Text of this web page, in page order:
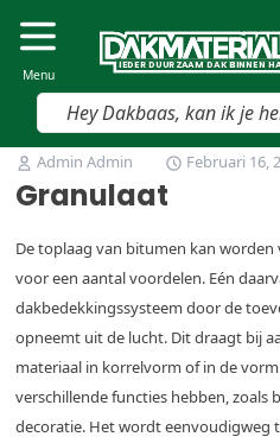
IEDERDUURZ AAMDAKB INNENH
IEDERDUURZ AAMDAKB INNENH
Vind snel jouw product
Menu
Ga naar de inhoud
Admin Admin Februari 16,
Granulaat
De toplaag van bitumen kan
voor een aantal voordelen. Eén
dakbedekkingssysteem door de
opneemt uit de lucht. Dit draagt bij
materiaal in korrelvorm of in de
verschillende functies hebben, zoals
decoratie. Het wordt eenvoudigweg